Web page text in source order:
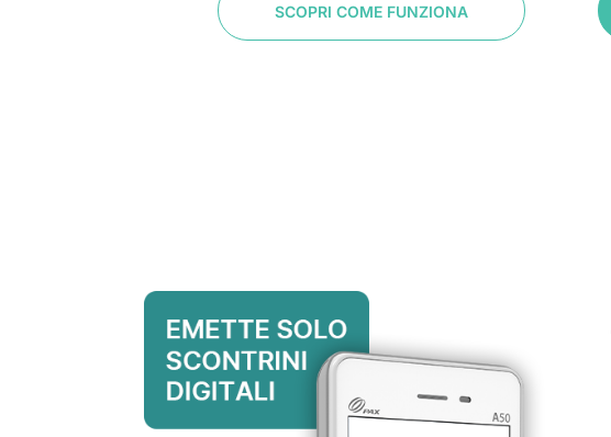
SCOPRI COME FUNZIONA